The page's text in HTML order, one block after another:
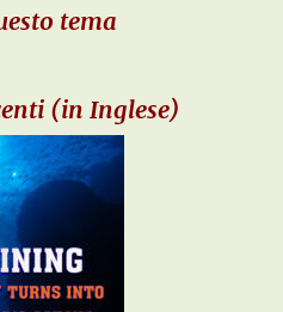
tema
(in Inglese)